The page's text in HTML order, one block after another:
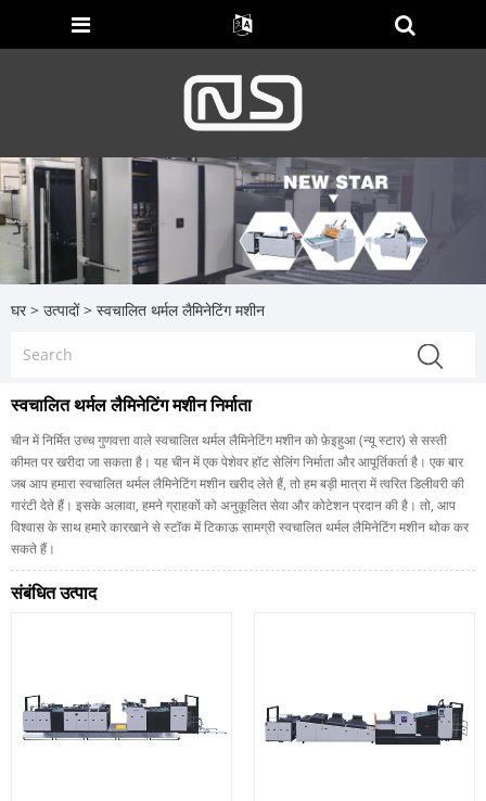
घर > उत्पादों > स्वचालित थर्मल लैमिनेटिंग मशीन
स्वचालित थर्मल लैमिनेटिंग मशीन निर्माता
चीन में निर्मित उच्च गुणवत्ता वाले स्वचालित थर्मल लैमिनेटिंग मशीन को फ़ेइहुआ (न्यू स्टार) से सस्ती
कीमत पर खरीदा जा सकता है। यह चीन में एक पेशेवर हॉट सेलिंग निर्माता और आपूर्तिकर्ता है। एक बार
जब आप हमारा स्वचालित थर्मल लैमिनेटिंग मशीन खरीद लेते हैं, तो हम बड़ी मात्रा में त्वरित डिलीवरी की
गारंटी देते हैं। इसके अलावा, हमने ग्राहकों को अनुकूलित सेवा और कोटेशन प्रदान की है। तो, आप
विश्वास के साथ हमारे कारखाने से स्टॉक में टिकाऊ सामग्री स्वचालित थर्मल लैमिनेटिंग मशीन थोक कर
सकते हैं।
संबंधित उत्पाद